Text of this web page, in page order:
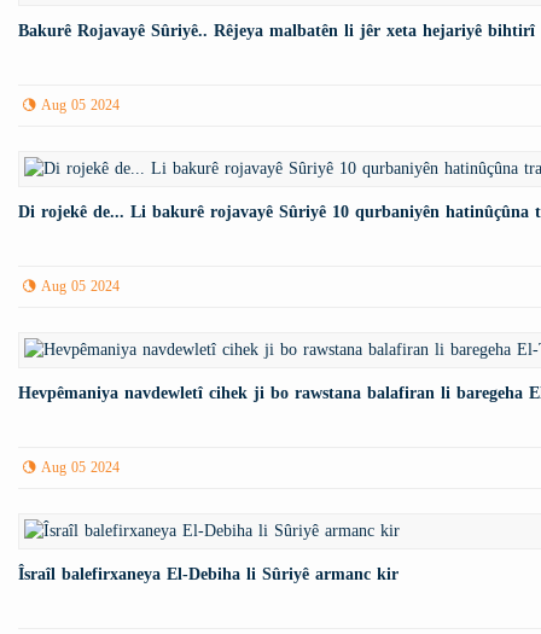
Bakurê Rojavayê Sûriyê.. Rêjeya malbatên li jêr xeta hejariyê
Aug 05 2024
Di rojekê de... Li bakurê rojavayê Sûriyê 10 qurbaniyên
Aug 05 2024
Hevpêmaniya navdewletî cihek ji bo rawstana balafiran li
Aug 05 2024
Îsraîl balefirxaneya El-Debiha li Sûriyê armanc kir